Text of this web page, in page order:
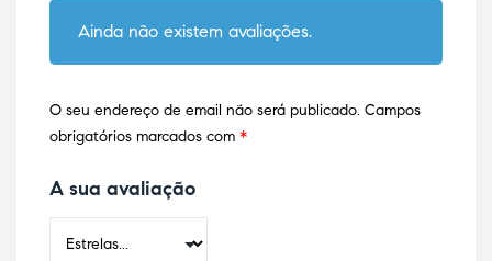
Ainda não existem avaliações.
O seu endereço de email não será publicado. Campos
obrigatórios marcados com *
A sua avaliação